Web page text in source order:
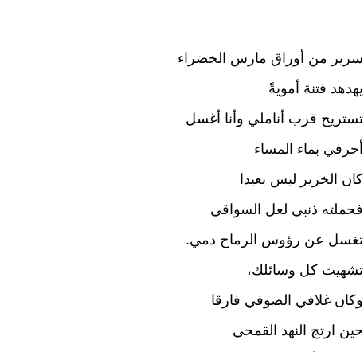
e
b
o
k
er
s
A
p
p
gr
m
e
سرير من أوراق مارس الخضراء
يهدهد فتنة أمويةً
تستريح قرب أناملي وأنا أغسل
أحرفي بماء المساء
كان الخرير ليس بعيدا
فحملته ذنبي لعل السواقي
تغسل عن رؤوس الرماح دمي.
تشهيت كل وسائلك،
وكان غلافي الصوفي فارقا
حين ارتج النهد القمحي